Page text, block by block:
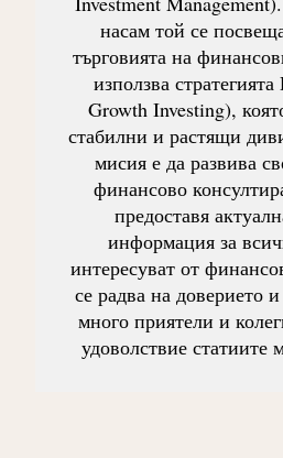
насам той се
търговията на
използва
Growth Investing),
стабилни и растящи
мисия е да развива
финансово
предоставя
информация за
интересуват от
се радва на доверието
много приятели и
удоволствие статиите